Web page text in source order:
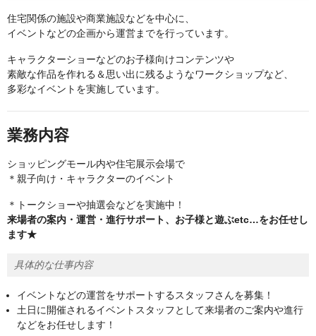
住宅関係の施設や商業施設などを中心に、
イベントなどの企画から運営までを行っています。
キャラクターショーなどのお子様向けコンテンツや
素敵な作品を作れる＆思い出に残るようなワークショップなど、
多彩なイベントを実施しています。
業務内容
ショッピングモール内や住宅展示会場で
＊親子向け・キャラクターのイベント
＊トークショーや抽選会などを実施中！
来場者の案内・運営・進行サポート、お子様と遊ぶetc…をお任せし
ます★
具体的な仕事内容
イベントなどの運営をサポートするスタッフさんを募集！
土日に開催されるイベントスタッフとして来場者のご案内や進行
などをお任せします！